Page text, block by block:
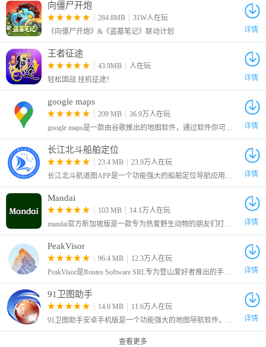
软件功能
【简历版的美图秀秀】
由世界500强企业HR和设计师共同制作，专业又高颜值的简历模
板。换模板跟换滤镜一样简单。
【实时新知】
还有每周给你推送提升工作及职场认知的新知识。省时省力提升职
场竞争力。
告别Word，绝世好简历才是最简单高效的简历制作方式。已经有超
过一百万求职者都在使用。
1.解压后双进入安装向导，单击“下一步”继续
2.阅读软件安装许可协议，框选“我同意”，点击”下一步“继续
续
4.正在安装
5.绝世好简历安装成功
向僵尸开炮
284.8MB
31W人在玩
《向僵尸开炮》&《盗墓笔记》联动计划
详情
王者征途
43.9MB
人在玩
轻松国战 挂机征途！
详情
google maps
209 MB
36.9万人在玩
google maps是一款由谷歌推出的地图软件，通过软件你可以了解到自己所在的位置以及周边的环境和设施，无论你是要在家出行还是外出旅游，都可以通过软件进行导航，提供多种路线可以选择。
详情
长江北斗船舶定位
23.4 MB
23.9万人在玩
长江北斗航道图APP是一个功能强大的船舶定位导航应用系统，为广大船舶从业者和航运公司提供可信赖、实时、稳定的服务。借助先进的北斗卫星技术，这款应用能够监控全球沿海地区的船舶
详情
Mandai
103 MB
14.1万人在玩
mandai官方新加坡版是一款专为热爱野生动物的朋友们打造的应用程序。作为一款全方位的游览助手，它不仅提供了详尽的园区信息查询功能，还能帮助用户轻松规划行程，享受一场难忘的野生动物探险之旅。
详情
PeakVisor
96.4 MB
12.3万人在玩
PeakVisor是Routes Software SRL专为登山爱好者推出的手机地图软件，该软件拥有先进的3D地图和山岳识别技术，用户们在户外也可以轻松辨别方向，获得当前位置信息
详情
91卫图助手
14.0 MB
11.6万人在玩
91卫图助手安卓手机版是一个功能强大的地图导航软件，在这里内置了多个地图数据源，还有记录行动轨迹的功能，支持将轨迹导出用于其他平台。
详情
查看更多